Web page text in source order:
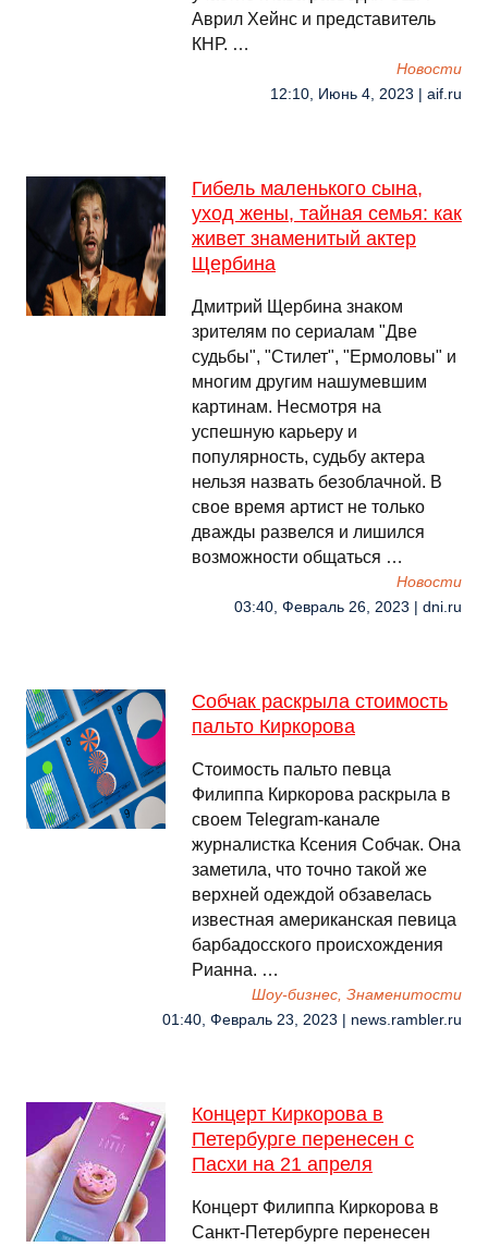
Аврил Хейнс и представитель
КНР. …
Новости
12:10, Июнь 4, 2023 | aif.ru
Гибель маленького сына,
уход жены, тайная семья: как
живет знаменитый актер
Щербина
Дмитрий Щербина знаком
зрителям по сериалам "Две
судьбы", "Стилет", "Ермоловы" и
многим другим нашумевшим
картинам. Несмотря на
успешную карьеру и
популярность, судьбу актера
нельзя назвать безоблачной. В
свое время артист не только
дважды развелся и лишился
возможности общаться …
Новости
03:40, Февраль 26, 2023 | dni.ru
Собчак раскрыла стоимость
пальто Киркорова
Стоимость пальто певца
Филиппа Киркорова раскрыла в
своем Telegram-канале
журналистка Ксения Собчак. Она
заметила, что точно такой же
верхней одеждой обзавелась
известная американская певица
барбадосского происхождения
Рианна. …
Шоу-бизнес, Знаменитости
01:40, Февраль 23, 2023 | news.rambler.ru
Концерт Киркорова в
Петербурге перенесен с
Пасхи на 21 апреля
Концерт Филиппа Киркорова в
Санкт-Петербурге перенесен